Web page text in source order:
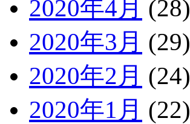
2020年4月 (28)
2020年3月 (29)
2020年2月 (24)
2020年1月 (22)